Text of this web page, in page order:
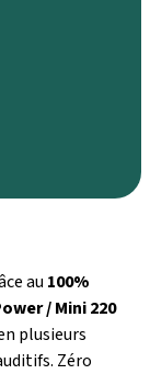
au 100%
/ Mini 220
plusieurs
Zéro